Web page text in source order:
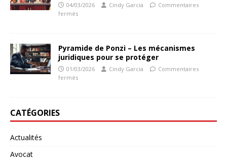
04/03/2026 Cindy Garcia
Commentaires
fermés
Pyramide de Ponzi – Les mécanismes
juridiques pour se protéger
01/03/2026 Cindy Garcia
Commentaires
fermés
CATÉGORIES
Actualités
Avocat